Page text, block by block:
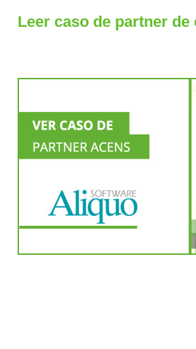
Leer caso de partner